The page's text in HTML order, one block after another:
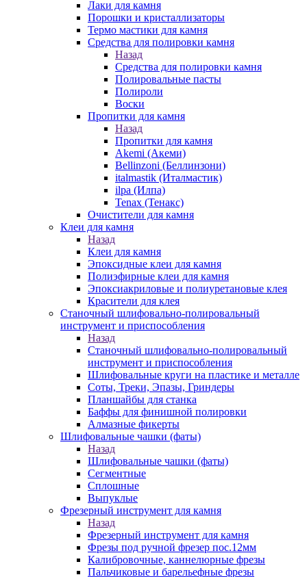
Лаки для камня
Порошки и кристаллизаторы
Термо мастики для камня
Средства для полировки камня
Назад
Средства для полировки камня
Полировальные пасты
Полироли
Воски
Пропитки для камня
Назад
Пропитки для камня
Akemi (Акеми)
Bellinzoni (Беллинзони)
italmastik (Италмастик)
ilpa (Илпа)
Tenax (Тенакс)
Очистители для камня
Клеи для камня
Назад
Клеи для камня
Эпоксидные клеи для камня
Полиэфирные клеи для камня
Эпоксиакриловые и полиуретановые клея
Красители для клея
Станочный шлифовально-полировальный
инструмент и приспособления
Назад
Станочный шлифовально-полировальный
инструмент и приспособления
Шлифовальные круги на пластике и металле
Соты, Треки, Эпазы, Гриндеры
Планшайбы для станка
Баффы для финишной полировки
Алмазные фикерты
Шлифовальные чашки (фаты)
Назад
Шлифовальные чашки (фаты)
Сегментные
Сплошные
Выпуклые
Фрезерный инструмент для камня
Назад
Фрезерный инструмент для камня
Фрезы под ручной фрезер пос.12мм
Калибровочные, каннелюрные фрезы
Пальчиковые и барельефные фрезы